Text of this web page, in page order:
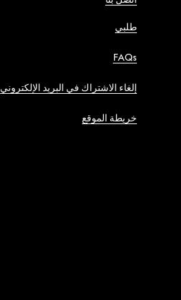
طلبي
FAQs
إلغاء الاشتراك في البريد الإلكتروني
خريطة الموقع